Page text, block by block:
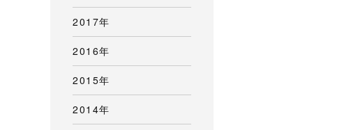
2017年
2016年
2015年
2014年